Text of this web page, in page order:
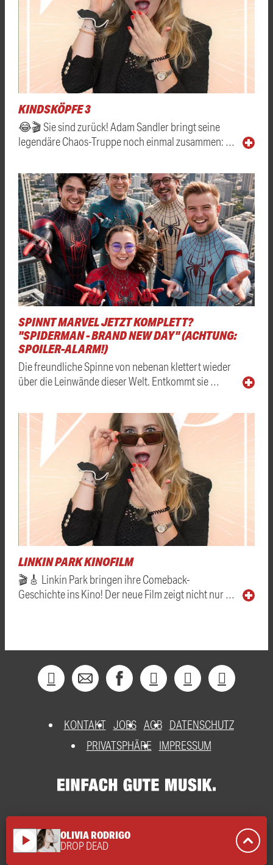
KINDSKÖPFE 3
😂🎬 Sie sind zurück! Adam Sandler bringt seine
legendäre Chaos-Truppe noch einmal zusammen: …
SPINNT MARVEL JETZT KOMPLETT?
"SPIDERMAN - BRAND NEW DAY" (ACHTUNG:
SPOILER-ALARM!)
Die freundliche Spinne von nebenan klettert wieder
über die Leinwände dieser Welt. Entkommt sie …
LINKIN PARK KINOFILM
🎬🎸 Linkin Park bringen ihre Comeback-
Geschichte ins Kino! Der neue Film zeigt nicht nur …
KONTAKT JOBS AGB DATENSCHUTZ
PRIVATSPHÄRE
IMPRESSUM
play_arrow OLIVIA RODRIGO
DROP DEAD